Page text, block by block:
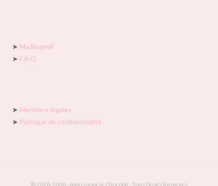
➤ Ma Blogroll
➤ F.A.Q
➤ Mentions légales
➤ Politique de confidentialité
© 2026-2006 - Merci pour le Chocolat - Tous Droits Réservés